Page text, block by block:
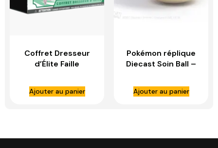
Coffret Dresseur
d’Élite Faille
De-Fer – ETB EV04
Ajouter au panier
Pokémon réplique
Diecast Soin Ball –
Ajouter au panier